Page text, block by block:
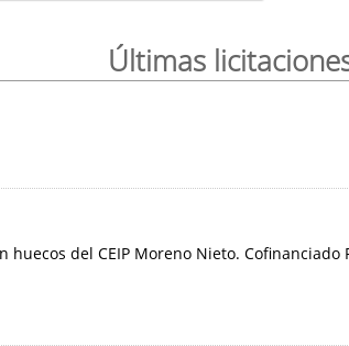
Últimas
del CEIP Moreno Nieto. Cofinanciado